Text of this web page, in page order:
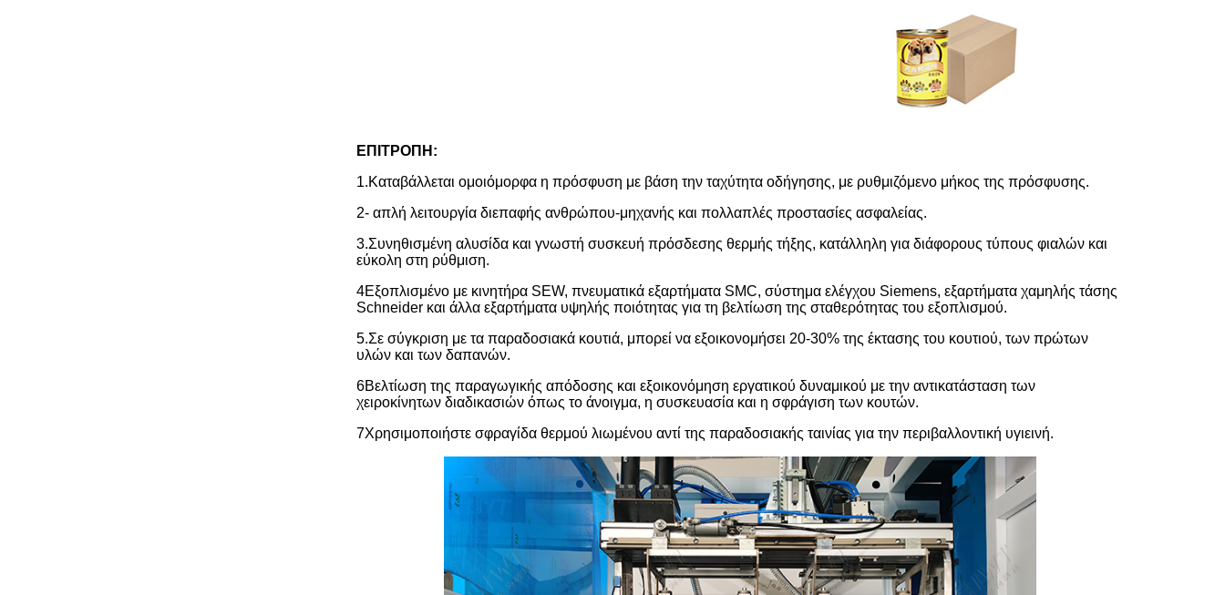
ΕΠΙΤΡΟΠΗ:
1.Καταβάλλεται ομοιόμορφα η πρόσφυση με βάση την ταχύτητα οδήγησης, με ρυθμιζόμενο μήκος της πρόσφυσης.
2- απλή λειτουργία διεπαφής ανθρώπου-μηχανής και πολλαπλές προστασίες ασφαλείας.
3.Συνηθισμένη αλυσίδα και γνωστή συσκευή πρόσδεσης θερμής τήξης, κατάλληλη για διάφορους τύπους φιαλών και
εύκολη στη ρύθμιση.
4Εξοπλισμένο με κινητήρα SEW, πνευματικά εξαρτήματα SMC, σύστημα ελέγχου Siemens, εξαρτήματα χαμηλής τάσης
Schneider και άλλα εξαρτήματα υψηλής ποιότητας για τη βελτίωση της σταθερότητας του εξοπλισμού.
5.Σε σύγκριση με τα παραδοσιακά κουτιά, μπορεί να εξοικονομήσει 20-30% της έκτασης του κουτιού, των πρώτων
υλών και των δαπανών.
6Βελτίωση της παραγωγικής απόδοσης και εξοικονόμηση εργατικού δυναμικού με την αντικατάσταση των
χειροκίνητων διαδικασιών όπως το άνοιγμα, η συσκευασία και η σφράγιση των κουτών.
7Χρησιμοποιήστε σφραγίδα θερμού λιωμένου αντί της παραδοσιακής ταινίας για την περιβαλλοντική υγιεινή.